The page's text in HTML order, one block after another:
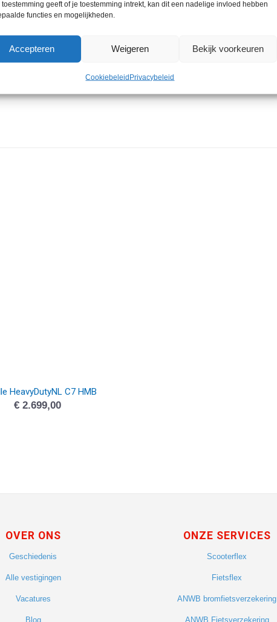
toestemming geeft of je toestemming intrekt, kan dit een nadelige invloed hebben
functies en mogelijkheden.
Accepteren Weigeren Bekijk voorkeuren
CookiebeleidPrivacybeleid
servicebeurt
HeavyDutyNL C7 HMB
€ 2.699,00
OVER ONS
Geschiedenis
Alle vestigingen
Vacatures
Blog
ONZE SERVICES
Scooterflex
Fietsflex
ANWB bromfietsverzekering
ANWB Fietsverzekering